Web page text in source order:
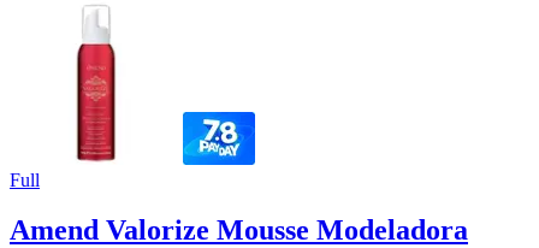
Full
Amend Valorize Mousse Modeladora